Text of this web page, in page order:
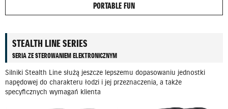
PORTABLE FUN
STEALTH LINE SERIES
SERIA ZE STEROWANIEM ELEKTRONICZNYM
Silniki Stealth Line służą jeszcze lepszemu dopasowaniu jednostki
napędowej do charakteru łodzi i jej przeznaczenia, a także
specyficznych wymagań klienta